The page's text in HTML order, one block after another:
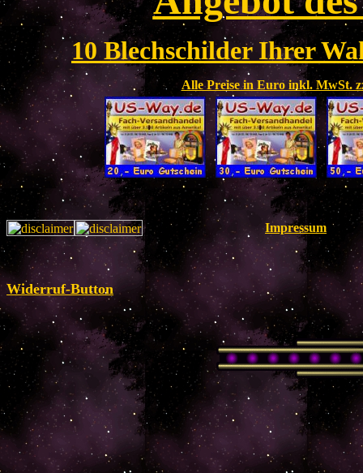
10 Blechschilder Ihrer
Alle Preise in Euro inkl. MwSt.
Impressum
Widerruf-Button